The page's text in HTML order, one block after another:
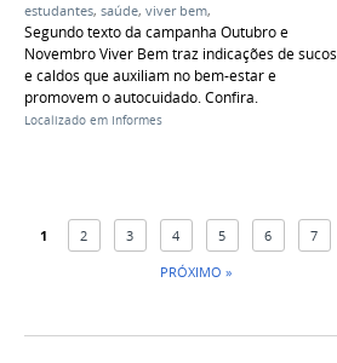
estudantes, saúde, viver bem,
Segundo texto da campanha Outubro e
Novembro Viver Bem traz indicações de sucos
e caldos que auxiliam no bem-estar e
promovem o autocuidado. Confira.
Localizado em Informes
1 2 3 4 5 6
7
PRÓXIMO »